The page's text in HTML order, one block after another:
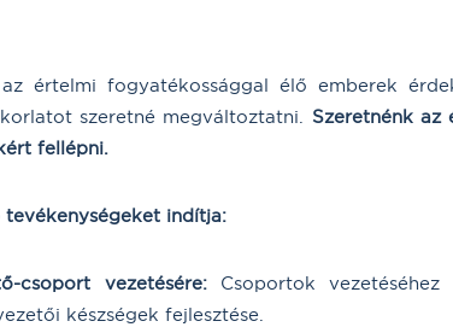
értelmi fogyatékossággal élő emberek
szeretné megváltoztatni. Szeretnénk az
fellépni.
indítja:
csoport vezetésére:Csoportok vezetéséhez
készségek fejlesztése.